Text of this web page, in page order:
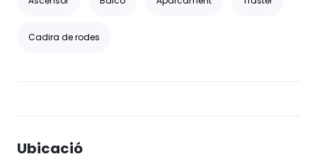
Cadira de rodes
Ubicació